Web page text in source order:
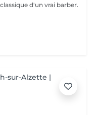
d'un vrai barber.